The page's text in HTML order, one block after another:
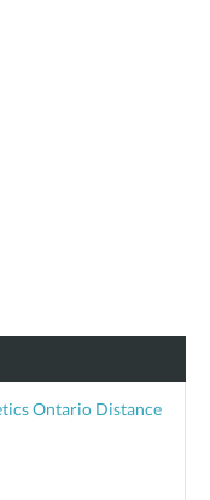
Ontario Distance